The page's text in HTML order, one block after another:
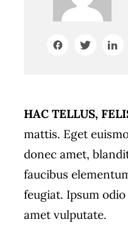
HAC TELLUS,
mattis. Eget
donec amet,
faucibus
feugiat. Ipsum
amet vulputate.